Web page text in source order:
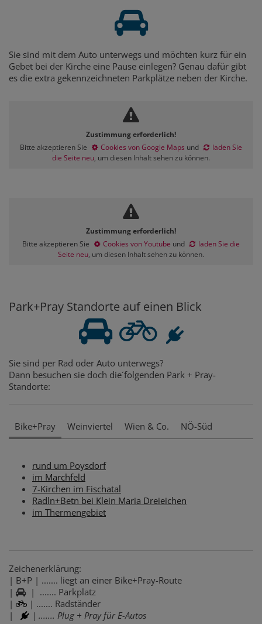
Sie sind mit dem Auto unterwegs und möchten kurz für ein
Gebet bei der Kirche eine Pause einlegen? Genau dafür gibt
es die extra gekennzeichneten Parkplätze neben der Kirche.
Zustimmung erforderlich!
Bitte akzeptieren Sie
Cookies von Google Maps und
laden Sie
die Seite neu, um diesen Inhalt sehen zu können.
Zustimmung erforderlich!
Bitte akzeptieren Sie
Cookies von Youtube und
laden Sie die
Seite neu, um diesen Inhalt sehen zu können.
Park+Pray Standorte auf einen Blick
Sie sind per Rad oder Auto unterwegs?
Dann besuchen sie doch die´folgenden Park + Pray-
Standorte:
Bike+Pray Weinviertel Wien & Co. NÖ-Süd
rund um Poysdorf
im Marchfeld
7-Kirchen im Fischatal
Radln+Betn bei Klein Maria Dreieichen
im Thermengebiet
Zeichenerklärung:
| B+P | ....... liegt an einer Bike+Pray-Route
|
| ....... Parkplatz
|
| ....... Radständer
|
| ....... Plug + Pray für E-Autos